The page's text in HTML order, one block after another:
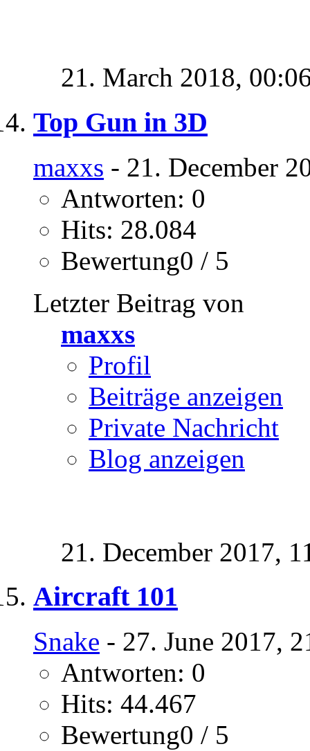
21. March 2018,
Top Gun in 3D
maxxs - 21. December
Antworten: 0
Hits: 28.084
Bewertung0 / 5
Letzter Beitrag von
maxxs
Profil
Beiträge anzeigen
Private Nachricht
Blog anzeigen
21. December 2017,
Aircraft 101
Snake - 27. June 2017,
Antworten: 0
Hits: 44.467
Bewertung0 / 5